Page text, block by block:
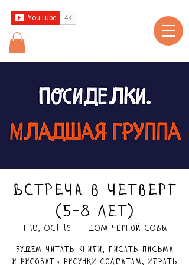
Встреча в четверг
(5-8 лет)
Thu, Oct 19 ДОМ чёрной СОВЫ
Будем читать книги, писать письма
и рисовать рисунки солдатам, играть